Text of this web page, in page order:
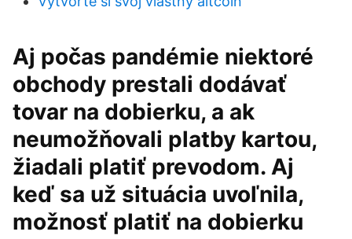
Aj počas pandémie niektoré
obchody prestali dodávať
tovar na dobierku, a ak
neumožňovali platby kartou,
žiadali platiť prevodom. Aj
keď sa už situácia uvoľnila,
možnosť platiť na dobierku